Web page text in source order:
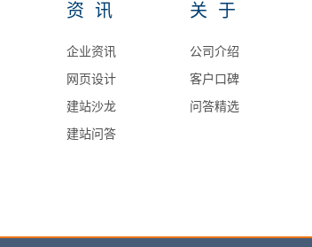
资讯
企业资讯
网页设计
建站沙龙
建站问答
关于
公司介绍
客户口碑
问答精选